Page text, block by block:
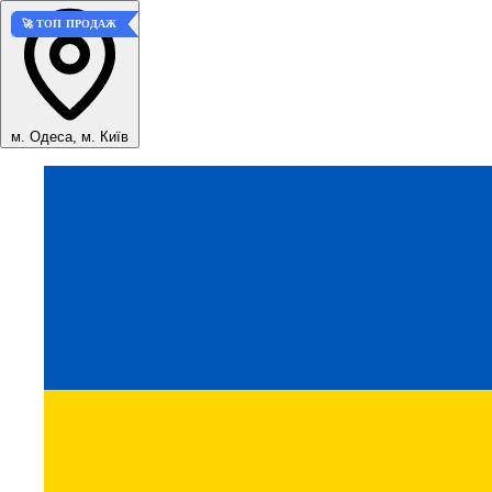
м. Одеса, м. Київ
🚀 ТОП ПРОДАЖ
🚀 ТОП ПРОДАЖ
🚀 ТОП ПРОДАЖ